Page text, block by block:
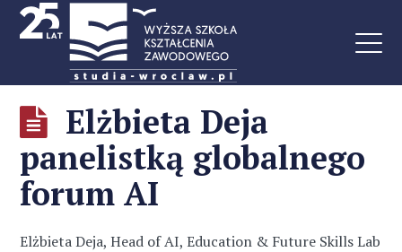
Elżbieta Deja
panelistką globalnego
forum AI
Elżbieta Deja, Head of AI, Education & Future Skills Lab